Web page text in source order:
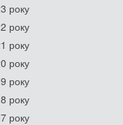
року
року
року
року
року
року
року